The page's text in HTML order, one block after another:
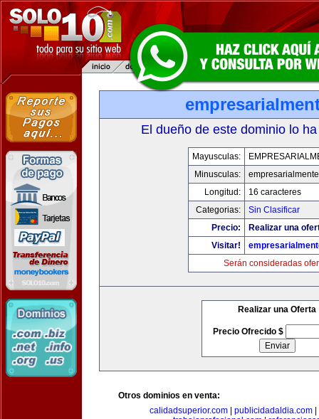
El dueño de este dominio lo
Mayusculas:
Minusculas:
Longitud:
16 caracteres
Categorias:
Sin Clasificar
Precio:
Realizar una
Visitar!
Serán consideradas
Realizar una Oferta
Precio Ofrecido $
Otros dominios en venta:
calidadsuperior.com
publicidadaldia.com